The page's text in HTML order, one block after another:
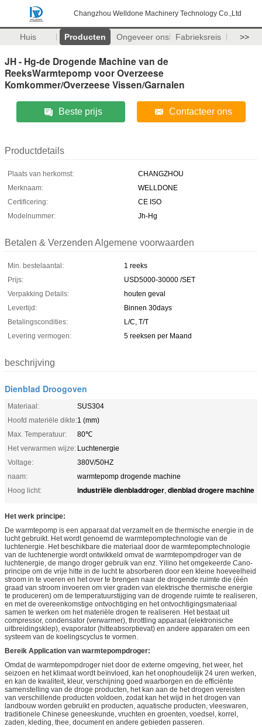
Changzhou Welldone Machinery Technology Co.,Ltd
Huis Producten Ongeveer ons Fabrieksreis >>
JH - Hg-de Drogende Machine van de
ReeksWarmtepomp voor Overzeese
Komkommer/Overzeese Vissen/Garnalen
Beste prijs Contacteer ons
Productdetails
Plaats van herkomst:
CHANGZHOU
Merknaam:
WELLDONE
Certificering:
CE ISO
Modelnummer:
Jh-Hg
Betalen & Verzenden Algemene voorwaarden
Min. bestelaantal:
1 reeks
Prijs:
USD5000-30000 /SET
Verpakking Details:
houten geval
Levertijd:
Binnen 30days
Betalingscondities:
L/C, T/T
Levering vermogen:
5 reeksen per Maand
beschrijving
Dienblad Droogoven
Materiaal:
SUS304
Hoofd materiële dikte:1 (mm)
Max. Temperatuur:
80℃
Het verwarmen wijze: Luchtenergie
Voltage:
380V/50HZ
naam:
warmtepomp drogende machine
Hoog licht:
industriële dienbladdroger, dienblad drogere machine
Het werk principe:
De warmtepomp is een apparaat dat verzamelt en de thermische energie in de
lucht gebruikt. Het wordt genoemd de warmtepomptechnologie van de
luchtenergie. Het beschikbare die materiaal door de warmtepomptechnologie
van de luchtenergie wordt ontwikkeld omvat de warmtepompdroger van de
luchtenergie, de mango droger gebruik van enz. Yilino het omgekeerde Cano-
principe om de vrije hitte in de lucht te absorberen door een kleine hoeveelheid
stroom in te voeren en het over te brengen naar de drogende ruimte die (één
graad van stroom invoeren om vier graden van elektrische thermische energie
te produceren) om de temperatuurstijging van de drogende ruimte te realiseren,
en met de overeenkomstige ontvochtiging en het ontvochtigingsmateriaal
samen te werken om het materiële drogen te realiseren. Het bestaat uit
compressor, condensator (verwarmer), throttling apparaat (elektronische
uitbreidingsklep), evaporator (hitteabsorptievat) en andere apparaten om een
systeem van de koelingscyclus te vormen.
Bereik Application van warmtepompdroger:
Omdat de warmtepompdroger niet door de externe omgeving, het weer, het
seizoen en het klimaat wordt beïnvloed, kan het onophoudelijk 24 uren werken,
en kan de kwaliteit, kleur, verschijning goed waarborgen en de efficiënte
samenstelling van de droge producten, het kan aan de het drogen vereisten
van verschillende producten voldoen, zodat kan het wijd in het drogen van
landbouw worden gebruikt en producten, aquatische producten, vleeswaren,
traditionele Chinese geneeskunde, vruchten en groenten, voedsel, korrel,
zaden, kleding, thee, document en andere gebieden passeren.